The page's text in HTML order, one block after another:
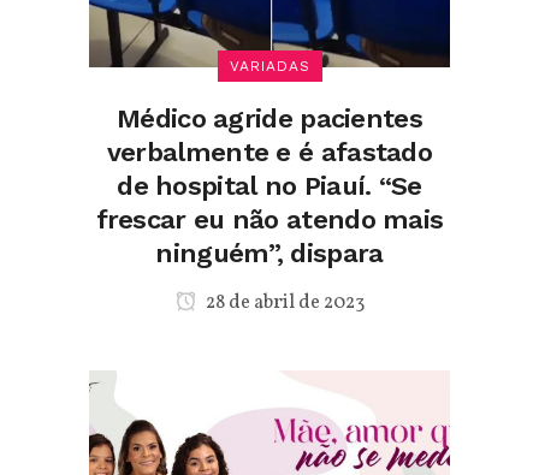
VARIADAS
Médico agride pacientes
verbalmente e é afastado
de hospital no Piauí. “Se
frescar eu não atendo mais
ninguém”, dispara
28 de abril de 2023